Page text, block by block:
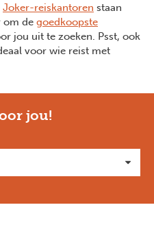
Joker-reiskantoren staan
om de goedkoopste
jou uit te zoeken. Psst, ook
voor wie reist met
jou!